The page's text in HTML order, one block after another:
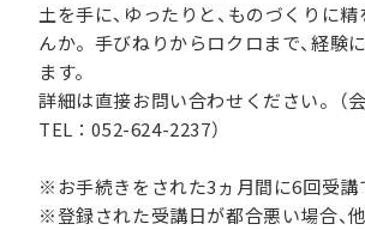
土を手に、ゆったりと、ものづくりに
んか。手びねりからロクロまで、経験
ます。
詳細は直接お問い合わせください。（
TEL：052-624-2237）
※お手続きをされた3ヵ月間に6回受講
※登録された受講日が都合悪い場合、